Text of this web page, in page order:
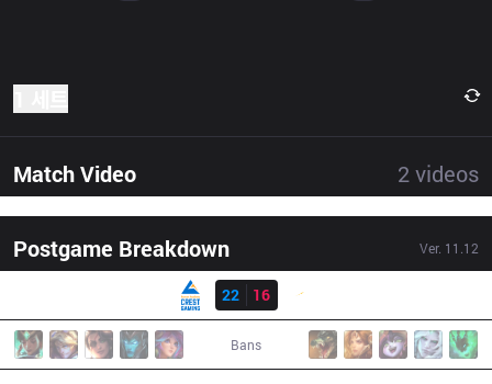
Match Video 2 videos
Postgame Breakdown Ver. 11.12
22
16
Bans